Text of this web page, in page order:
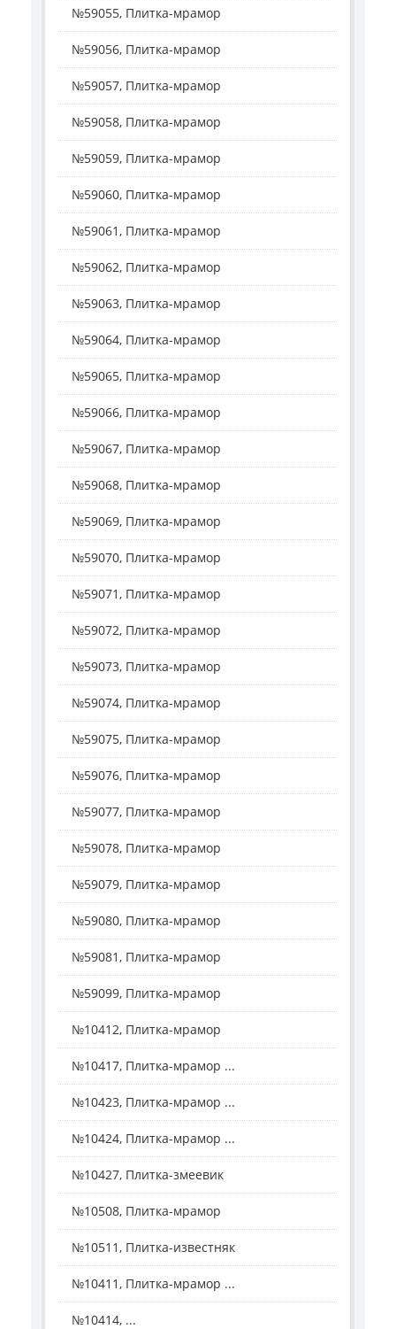
№59055, Плитка-мрамор
№59056, Плитка-мрамор
№59057, Плитка-мрамор
№59058, Плитка-мрамор
№59059, Плитка-мрамор
№59060, Плитка-мрамор
№59061, Плитка-мрамор
№59062, Плитка-мрамор
№59063, Плитка-мрамор
№59064, Плитка-мрамор
№59065, Плитка-мрамор
№59066, Плитка-мрамор
№59067, Плитка-мрамор
№59068, Плитка-мрамор
№59069, Плитка-мрамор
№59070, Плитка-мрамор
№59071, Плитка-мрамор
№59072, Плитка-мрамор
№59073, Плитка-мрамор
№59074, Плитка-мрамор
№59075, Плитка-мрамор
№59076, Плитка-мрамор
№59077, Плитка-мрамор
№59078, Плитка-мрамор
№59079, Плитка-мрамор
№59080, Плитка-мрамор
№59081, Плитка-мрамор
№59099, Плитка-мрамор
№10412, Плитка-мрамор
№10417, Плитка-мрамор ...
№10423, Плитка-мрамор ...
№10424, Плитка-мрамор ...
№10427, Плитка-змеевик
№10508, Плитка-мрамор
№10511, Плитка-известняк
№10411, Плитка-мрамор ...
№10414, ...